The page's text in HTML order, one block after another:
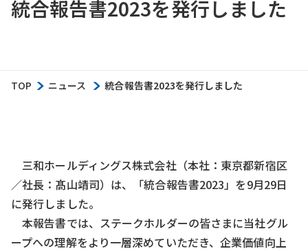
統合報告書2023を発行しました
TOP ニュース 統合報告書2023を発行しました
三和ホールディングス株式会社（本社：東京都新宿区
／社長：髙山靖司）は、「統合報告書2023」を9月29日
に発行しました。
本報告書では、ステークホルダーの皆さまに当社グル
ープへの理解をより一層深めていただき、企業価値向上